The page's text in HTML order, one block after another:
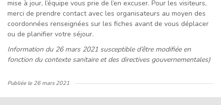
mise à jour, l’équipe vous prie de l’en excuser. Pour les visiteurs,
merci de prendre contact avec les organisateurs au moyen des
coordonnées renseignées sur les fiches avant de vous déplacer
ou de planifier votre séjour.
Information du 26 mars 2021 susceptible d’être modifiée en
fonction du contexte sanitaire et des directives gouvernementales)
Publiée le26 mars 2021